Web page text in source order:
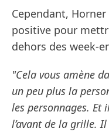
Cependant,
positive pour
dehors des week-
"Cela vous amène
un peu plus la
les personnages. Et
l’avant de la grille. Il